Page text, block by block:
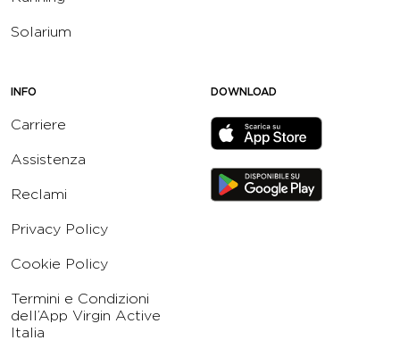
Solarium
INFO
Carriere
Assistenza
Reclami
Privacy Policy
Cookie Policy
Termini e Condizioni
dell’App Virgin Active
Italia
DOWNLOAD